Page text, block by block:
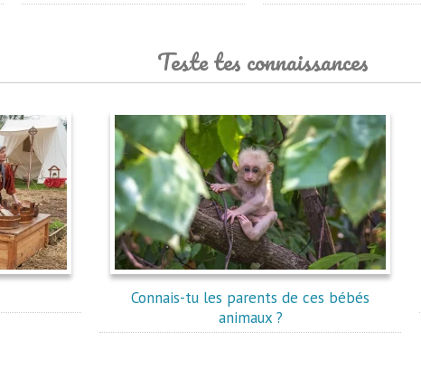
Teste tes connaissances
Connais-tu les parents de ces bébés
animaux ?